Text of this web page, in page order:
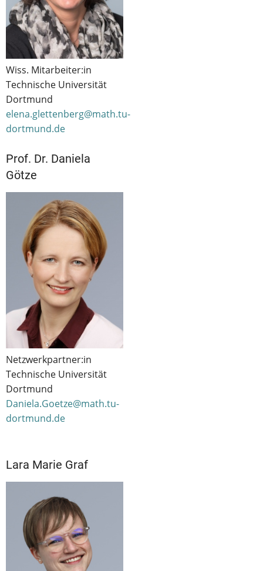
Wiss. Mitarbeiter:in
Technische Universität
Dortmund
elena.glettenberg@math.tu-
dortmund.de
Prof. Dr. Daniela
Götze
Netzwerkpartner:in
Technische Universität
Dortmund
Daniela.Goetze@math.tu-
dortmund.de
Lara Marie Graf